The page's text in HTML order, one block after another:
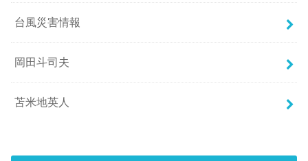
台風災害情報
岡田斗司夫
苫米地英人